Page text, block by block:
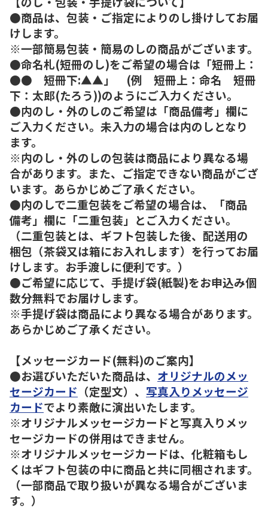
●商品は、包装・ご指定によりのし掛けしてお届
けします。
※一部簡易包装・簡易のしの商品がございます。
●命名札(短冊のし)をご希望の場合は「短冊上：
●● 短冊下:▲▲」 (例 短冊上：命名 短冊
下：太郎(たろう))のようにご入力ください。
●内のし・外のしのご希望は「商品備考」欄に
ご入力ください。未入力の場合は内のしとなり
ます。
※内のし・外のしの包装は商品により異なる場
合があります。また、ご指定できない商品がござ
います。あらかじめご了承ください。
●内のしで二重包装をご希望の場合は、「商品
備考」欄に「二重包装」とご入力ください。
（二重包装とは、ギフト包装した後、配送用の
梱包（茶袋又は箱にお入れします）を行ってお届
けします。お手渡しに便利です。）
●ご希望に応じて、手提げ袋(紙製)をお申込み個
数分無料でお届けします。
※手提げ袋は商品により異なる場合があります。
あらかじめご了承ください。
【メッセージカード(無料)のご案内】
●お選びいただいた商品は、 オリジナルのメッ
セージカード （定型文）、 写真入りメッセージ
カードでより素敵に演出いたします。
※オリジナルメッセージカードと写真入りメッ
セージカードの併用はできません。
※オリジナルメッセージカードは、化粧箱もし
くはギフト包装の中に商品と共に同梱されます。
（一部商品で取り扱いが異なる場合がございま
す。）